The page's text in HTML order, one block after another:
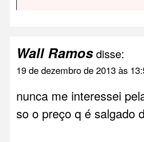
Wall Ramosdisse:
19 de dezembro de 2013 às
nunca me interessei
so o preço q é salgado